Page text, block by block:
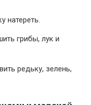
натереть.
грибы, лук и
редьку, зелень,